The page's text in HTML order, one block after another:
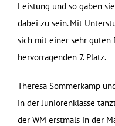
Leistung und so gaben
dabei zu sein. Mit
sich mit einer sehr guten
hervorragenden 7. Platz.
Theresa Sommerkamp
in der Juniorenklasse
der WM erstmals in der